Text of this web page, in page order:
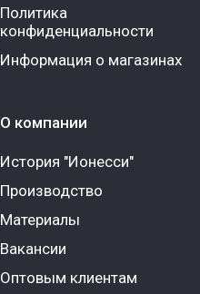
Политика
конфиденциальности
Информация о магазинах
О компании
История "Ионесси"
Производство
Материалы
Вакансии
Оптовым клиентам